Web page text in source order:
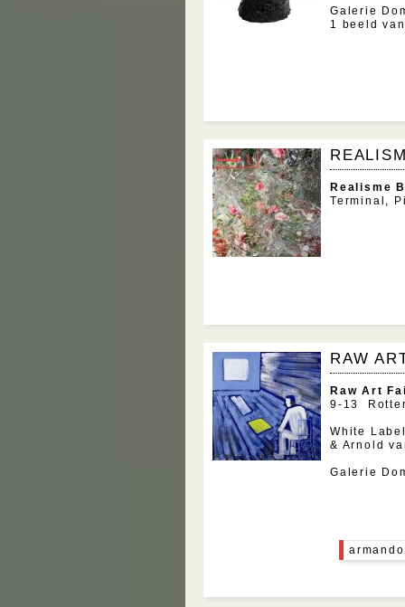
Galerie
1 beeld
Realisme
Terminal,
RAW
Raw Art
9-13
White
& Arnold
Galerie
armando